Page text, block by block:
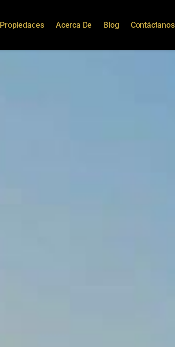
Propiedades Acerca De Blog Contáctanos